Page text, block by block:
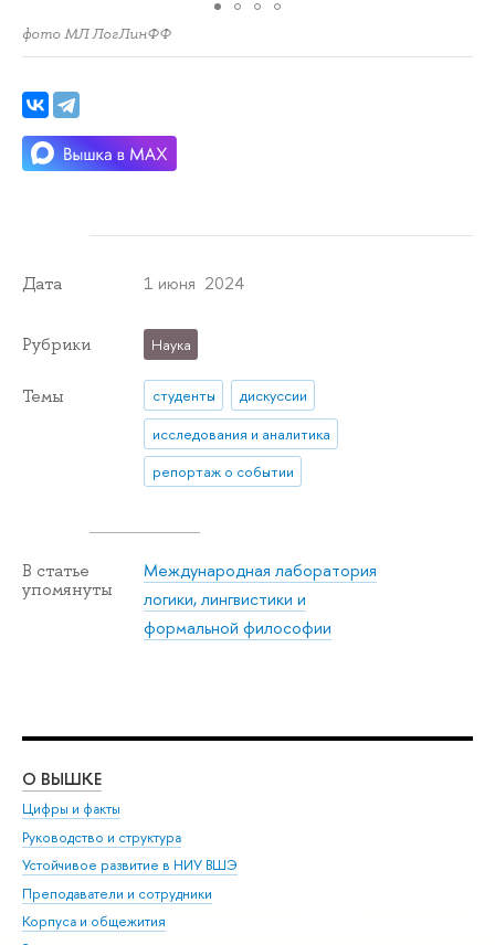
фото МЛ ЛогЛинФФ
Дата 1 июня 2024
Рубрики Наука
Темы студенты
дискуссии
исследования и аналитика
репортаж о событии
В статье
упомянуты
Международная лаборатория
логики, лингвистики и
формальной философии
О ВЫШКЕ
Цифры и факты
Руководство и структура
Устойчивое развитие в НИУ ВШЭ
Преподаватели и сотрудники
Корпуса и общежития